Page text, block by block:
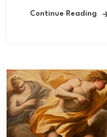
Continue Reading